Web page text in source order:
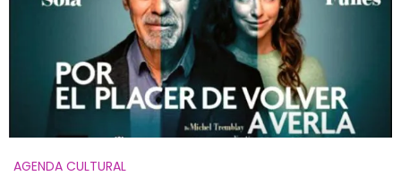
AGENDA CULTURAL